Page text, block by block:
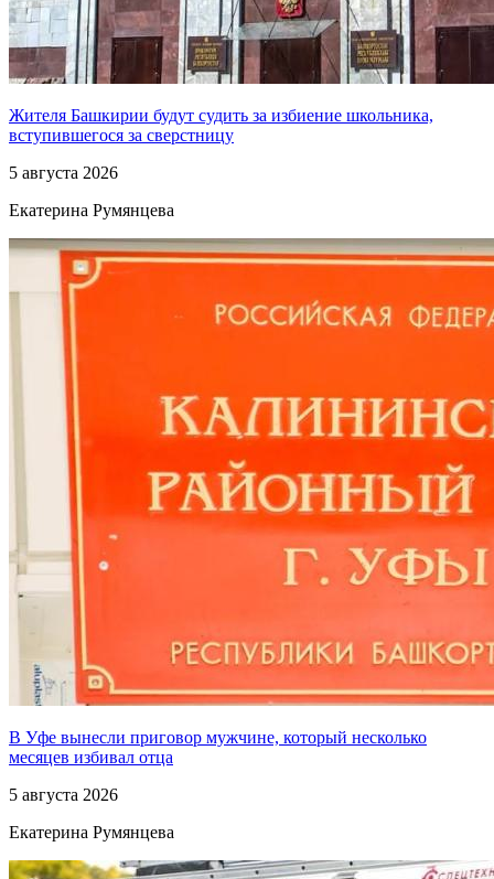
Жителя Башкирии будут судить за избиение школьника,
вступившегося за сверстницу
5 августа 2026
Екатерина Румянцева
В Уфе вынесли приговор мужчине, который несколько
месяцев избивал отца
5 августа 2026
Екатерина Румянцева